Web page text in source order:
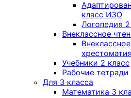
класс ИЗО
Логопедия
Внеклассное
хрестоматия
Учебники 2 класс
Рабочие тетради
Для 3 класса
Математика 3